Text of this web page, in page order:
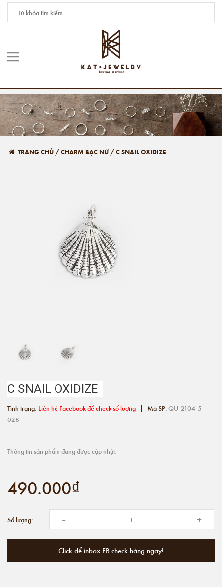
TRANG CHỦ /CHARM BẠC NỮ /C SNAIL OXIDIZE
C SNAIL OXIDIZE
Tình trạng: Liên hệ Facebook để check số lượng | Mã SP: QU-2104-5-
028
Thông tin sản phẩm đang được cập nhật.
490.000₫
Số lượng: - +
Click để inbox FB check hàng ngay!